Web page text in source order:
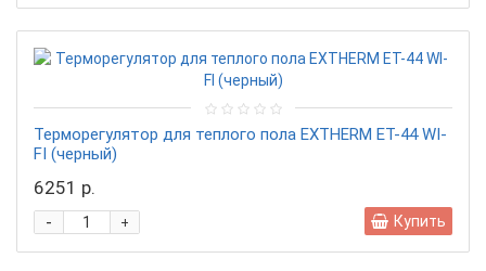
Терморегулятор для теплого пола EXTHERM ET-44 WI-
FI (черный)
6251 р.
+
- Купить